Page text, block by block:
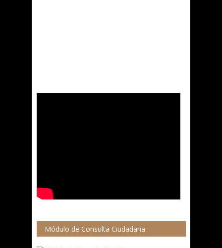
Módulo de Consulta Ciudadana